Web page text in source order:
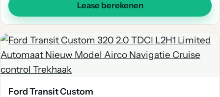
Lease berekenen
Ford Transit Custom